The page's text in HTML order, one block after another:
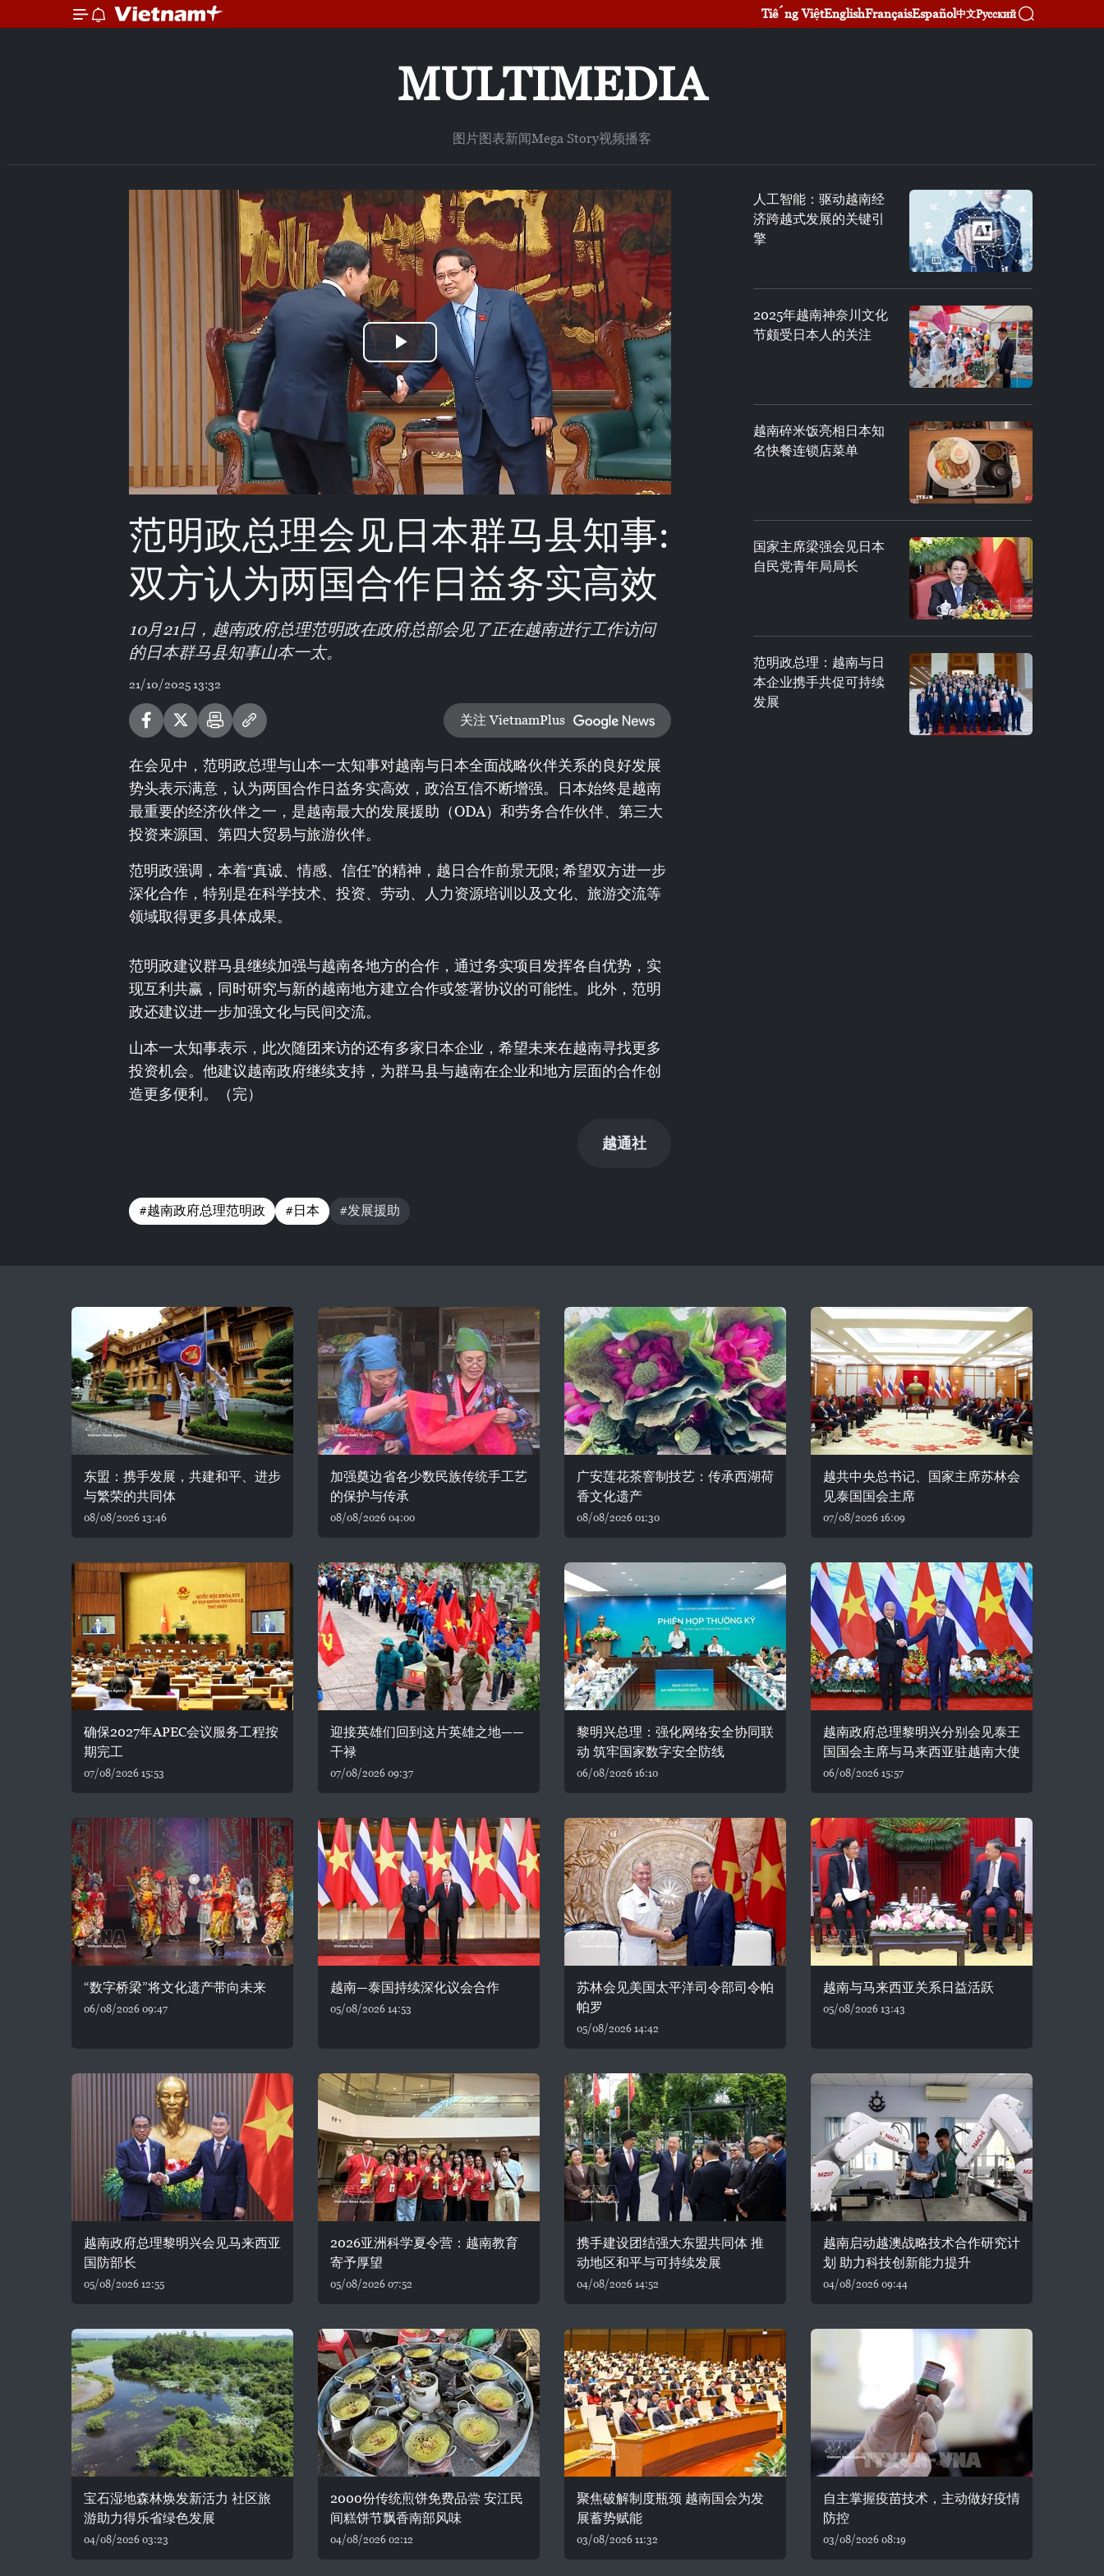
Tiếng ViệtEnglishFrançaisEspañol中文Русский
MULTIMEDIA
图片图表新闻Mega Story视频播客
Play
Video
范明政总理会见日本群马县知事:
双方认为两国合作日益务实高效
10月21日，越南政府总理范明政在政府总部会见了正在越南进行工作访问
的日本群马县知事山本一太。
21/10/2025 13:32
关注 VietnamPlus
在会见中，范明政总理与山本一太知事对越南与日本全面战略伙伴关系的良好发展
势头表示满意，认为两国合作日益务实高效，政治互信不断增强。日本始终是越南
最重要的经济伙伴之一，是越南最大的发展援助（ODA）和劳务合作伙伴、第三大
投资来源国、第四大贸易与旅游伙伴。
范明政强调，本着“真诚、情感、信任”的精神，越日合作前景无限; 希望双方进一步
深化合作，特别是在科学技术、投资、劳动、人力资源培训以及文化、旅游交流等
领域取得更多具体成果。
范明政建议群马县继续加强与越南各地方的合作，通过务实项目发挥各自优势，实
现互利共赢，同时研究与新的越南地方建立合作或签署协议的可能性。此外，范明
政还建议进一步加强文化与民间交流。
山本一太知事表示，此次随团来访的还有多家日本企业，希望未来在越南寻找更多
投资机会。他建议越南政府继续支持，为群马县与越南在企业和地方层面的合作创
造更多便利。（完）
越通社
#越南政府总理范明政 #日本 #发展援助
人工智能：驱动越南经
济跨越式发展的关键引
擎
2025年越南神奈川文化
节颇受日本人的关注
越南碎米饭亮相日本知
名快餐连锁店菜单
国家主席梁强会见日本
自民党青年局局长
范明政总理：越南与日
本企业携手共促可持续
发展
东盟：携手发展，共建和平、进步
与繁荣的共同体
08/08/2026 13:46
加强奠边省各少数民族传统手工艺
的保护与传承
08/08/2026 04:00
广安莲花茶窨制技艺：传承西湖荷
香文化遗产
08/08/2026 01:30
越共中央总书记、国家主席苏林会
见泰国国会主席
07/08/2026 16:09
确保2027年APEC会议服务工程按
期完工
07/08/2026 15:53
迎接英雄们回到这片英雄之地——
干禄
07/08/2026 09:37
黎明兴总理：强化网络安全协同联
动 筑牢国家数字安全防线
06/08/2026 16:10
越南政府总理黎明兴分别会见泰王
国国会主席与马来西亚驻越南大使
06/08/2026 15:57
“数字桥梁”将文化遗产带向未来
06/08/2026 09:47
越南—泰国持续深化议会合作
05/08/2026 14:53
苏林会见美国太平洋司令部司令帕
帕罗
05/08/2026 14:42
越南与马来西亚关系日益活跃
05/08/2026 13:43
越南政府总理黎明兴会见马来西亚
国防部长
05/08/2026 12:55
2026亚洲科学夏令营：越南教育
寄予厚望
05/08/2026 07:52
携手建设团结强大东盟共同体 推
动地区和平与可持续发展
04/08/2026 14:52
越南启动越澳战略技术合作研究计
划 助力科技创新能力提升
04/08/2026 09:44
宝石湿地森林焕发新活力 社区旅
游助力得乐省绿色发展
04/08/2026 03:23
2000份传统煎饼免费品尝 安江民
间糕饼节飘香南部风味
04/08/2026 02:12
聚焦破解制度瓶颈 越南国会为发
展蓄势赋能
03/08/2026 11:32
自主掌握疫苗技术，主动做好疫情
防控
03/08/2026 08:19